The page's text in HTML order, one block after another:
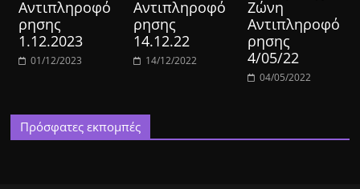
Αντιπληροφό
ρησης
1.12.2023
01/12/2023
Αντιπληροφό
ρησης
14.12.22
14/12/2022
Ζώνη
Αντιπληροφό
ρησης
4/05/22
04/05/2022
Πρόσφατες εκπομπές